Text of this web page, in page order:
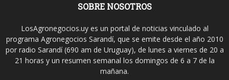
SOBRE NOSOTROS
LosAgronegocios.uy es un portal de noticias vinculado al
programa Agronegocios Sarandí, que se emite desde el año 2010
por radio Sarandí (690 am de Uruguay), de lunes a viernes de 20 a
21 horas y un resumen semanal los domingos de 6 a 7 de la
mañana.